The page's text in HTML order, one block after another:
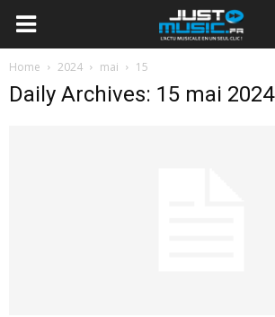
Home 2024 mai 15
Daily Archives: 15 mai 2024